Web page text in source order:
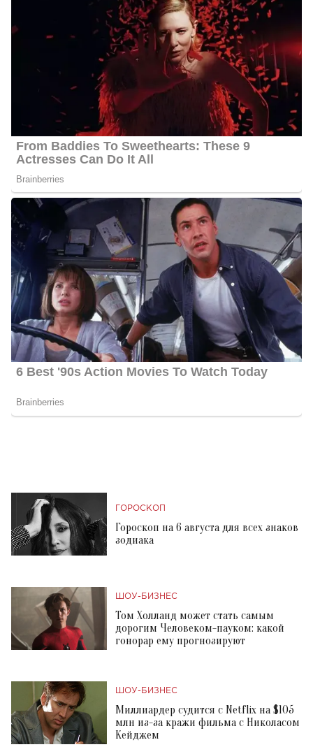
ГОРОСКОП
Гороскоп на 6 августа для всех знаков
зодиака
ШОУ-БИЗНЕС
Том Холланд может стать самым
дорогим Человеком-пауком: какой
гонорар ему прогнозируют
ШОУ-БИЗНЕС
Миллиардер судится с Netflix на $105
млн из-за кражи фильма с Николасом
Кейджем